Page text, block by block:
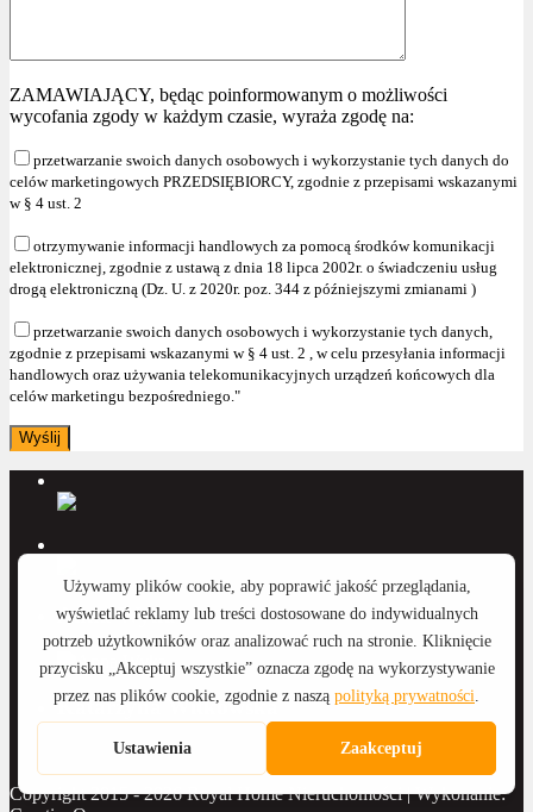
ZAMAWIAJĄCY, będąc poinformowanym o możliwości
wycofania zgody w każdym czasie, wyraża zgodę na:
przetwarzanie swoich danych osobowych i wykorzystanie tych danych do
celów marketingowych PRZEDSIĘBIORCY, zgodnie z przepisami wskazanymi
w § 4 ust. 2
otrzymywanie informacji handlowych za pomocą środków komunikacji
elektronicznej, zgodnie z ustawą z dnia 18 lipca 2002r. o świadczeniu usług
drogą elektroniczną (Dz. U. z 2020r. poz. 344 z późniejszymi zmianami )
przetwarzanie swoich danych osobowych i wykorzystanie tych danych,
zgodnie z przepisami wskazanymi w § 4 ust. 2 , w celu przesyłania informacji
handlowych oraz używania telekomunikacyjnych urządzeń końcowych dla
celów marketingu bezpośredniego."
Anna Wyka
Katarzyna Witkowska
Copyright 2015 - 2026 Royal Home Nieruchomości | Wykonanie: